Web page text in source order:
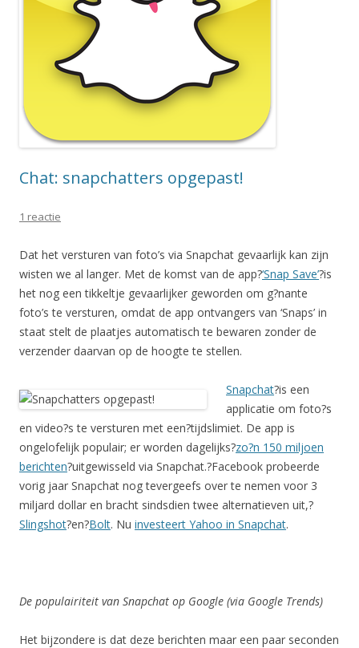
Chat: snapchatters opgepast!
1 reactie
Dat het versturen van foto’s via Snapchat gevaarlijk kan zijn
wisten we al langer. Met de komst van de app?‘Snap Save’?is
het nog een tikkeltje gevaarlijker geworden om g?nante
foto’s te versturen, omdat de app ontvangers van ‘Snaps’ in
staat stelt de plaatjes automatisch te bewaren zonder de
verzender daarvan op de hoogte te stellen.
Snapchat?is een
applicatie om foto?s
en video?s te versturen met een?tijdslimiet. De app is
ongelofelijk populair; er worden dagelijks?zo?n 150 miljoen
berichten?uitgewisseld via Snapchat.?Facebook probeerde
vorig jaar Snapchat nog tevergeefs over te nemen voor 3
miljard dollar en bracht sindsdien twee alternatieven uit,?
Slingshot?en?Bolt. Nu investeert Yahoo in Snapchat.
De populairiteit van Snapchat op Google (via Google Trends)
Het bijzondere is dat deze berichten maar een paar seconden